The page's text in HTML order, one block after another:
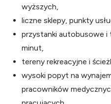
wyższych,
liczne sklepy, punkty
przystanki autobusowe i
minut,
tereny rekreacyjne i
wysoki popyt na
pracowników